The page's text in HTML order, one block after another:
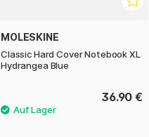
MOLESKINE
Classic Hard Cover Notebook XL
Hydrangea Blue
36.90 €